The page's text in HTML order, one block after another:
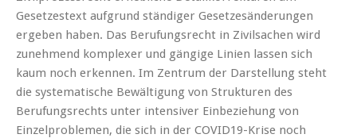
Gesetzestext aufgrund ständiger Gesetzesänderungen
ergeben haben. Das Berufungsrecht in Zivilsachen wird
zunehmend komplexer und gängige Linien lassen sich
kaum noch erkennen. Im Zentrum der Darstellung steht
die systematische Bewältigung von Strukturen des
Berufungsrechts unter intensiver Einbeziehung von
Einzelproblemen, die sich in der COVID19-Krise noch